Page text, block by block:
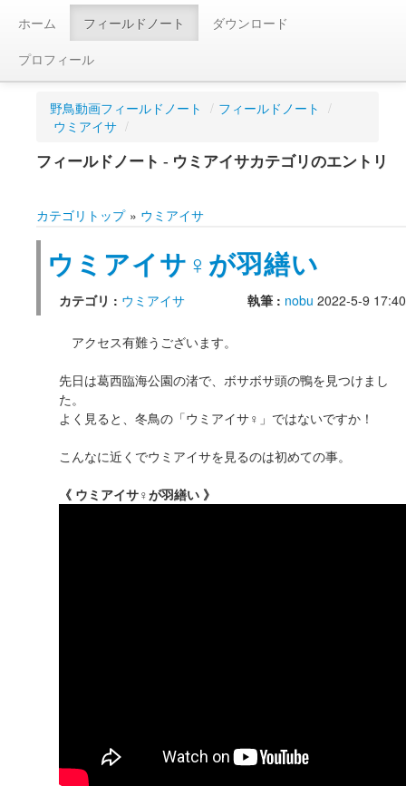
ホーム フィールドノート
ダウンロード
プロフィール
野鳥動画フィールドノート / フィールドノート /
ウミアイサ /
フィールドノート - ウミアイサカテゴリのエントリ
カテゴリトップ » ウミアイサ
ウミアイサ♀が羽繕い
カテゴリ : ウミアイサ 執筆 : nobu 2022-5-9 17:40
アクセス有難うございます。
先日は葛西臨海公園の渚で、ボサボサ頭の鴨を見つけまし
た。
よく見ると、冬鳥の「ウミアイサ♀」ではないですか！
こんなに近くでウミアイサを見るのは初めての事。
《 ウミアイサ♀が羽繕い 》